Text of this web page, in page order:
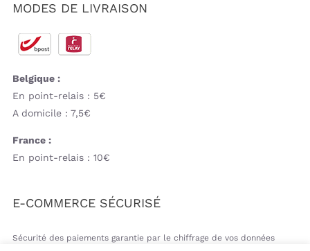
MODES DE LIVRAISON
Belgique :
En point-relais : 5€
A domicile : 7,5€
France :
En point-relais : 10€
E-COMMERCE SÉCURISÉ
Sécurité des paiements garantie par le chiffrage de vos données